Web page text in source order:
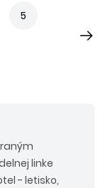
5
linke
- letisko,